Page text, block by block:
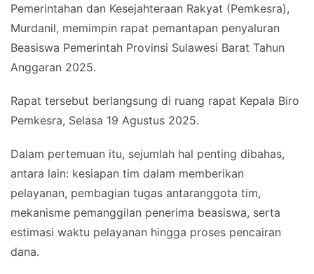
Pemerintahan dan Kesejahteraan Rakyat (Pemkesra),
Murdanil, memimpin rapat pemantapan penyaluran
Beasiswa Pemerintah Provinsi Sulawesi Barat Tahun
Anggaran 2025.
Rapat tersebut berlangsung di ruang rapat Kepala Biro
Pemkesra, Selasa 19 Agustus 2025.
Dalam pertemuan itu, sejumlah hal penting dibahas,
antara lain: kesiapan tim dalam memberikan
pelayanan, pembagian tugas antaranggota tim,
mekanisme pemanggilan penerima beasiswa, serta
estimasi waktu pelayanan hingga proses pencairan
dana.